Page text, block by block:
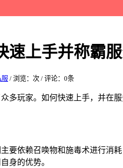
上手并称霸服
服/ 浏览： 次 / 评论：0条
多玩家。如何快速上手，并在
要依赖召唤物和施毒术进行消
身的优势。